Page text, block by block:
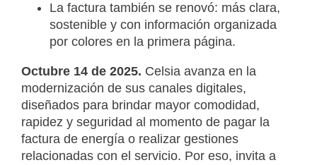
La factura también se renovó: más clara,
sostenible y con información organizada
por colores en la primera página.
Octubre 14 de 2025. Celsia avanza en la
modernización de sus canales digitales,
diseñados para brindar mayor comodidad,
rapidez y seguridad al momento de pagar la
factura de energía o realizar gestiones
relacionadas con el servicio. Por eso, invita a